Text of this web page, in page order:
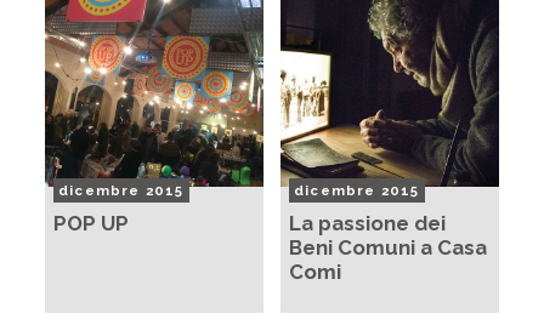
dicembre 2015
POP UP
dicembre 2015
La passione dei
Beni Comuni a Casa
Comi